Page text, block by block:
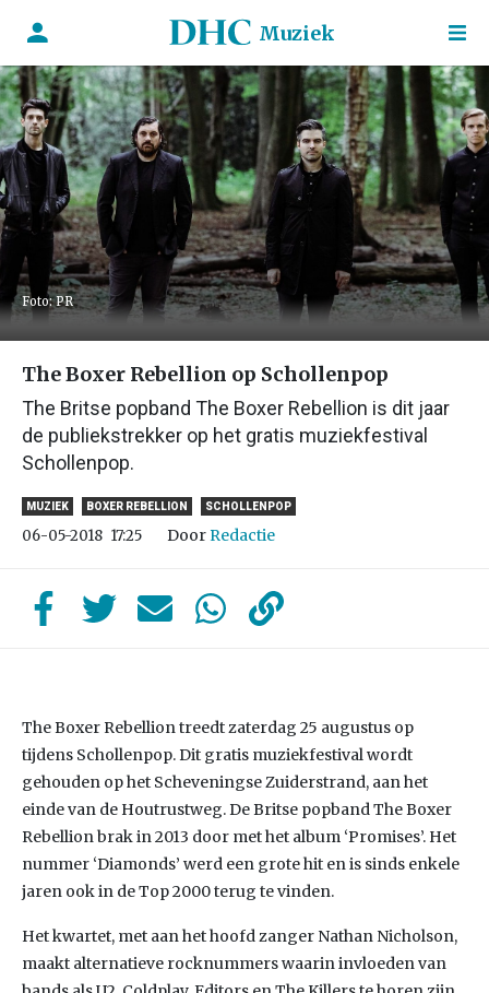
Muziek
Foto: PR
The Boxer Rebellion op Schollenpop
The Britse popband The Boxer Rebellion is dit jaar
de publiekstrekker op het gratis muziekfestival
Schollenpop.
MUZIEK BOXER REBELLION SCHOLLENPOP
06-05-2018 17:25 DoorRedactie
The Boxer Rebellion treedt zaterdag 25 augustus op
tijdens Schollenpop. Dit gratis muziekfestival wordt
gehouden op het Scheveningse Zuiderstrand, aan het
einde van de Houtrustweg. De Britse popband The Boxer
Rebellion brak in 2013 door met het album ‘Promises’. Het
nummer ‘Diamonds’ werd een grote hit en is sinds enkele
jaren ook in de Top 2000 terug te vinden.
Het kwartet, met aan het hoofd zanger Nathan Nicholson,
maakt alternatieve rocknummers waarin invloeden van